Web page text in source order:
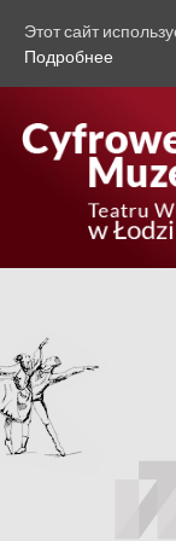
Этот сайт
Подробнее